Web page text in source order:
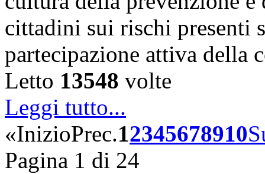
cittadini sui rischi presenti
partecipazione attiva
Letto 13548 volte
Leggi tutto...
«InizioPrec.12345678910
Pagina 1 di 24